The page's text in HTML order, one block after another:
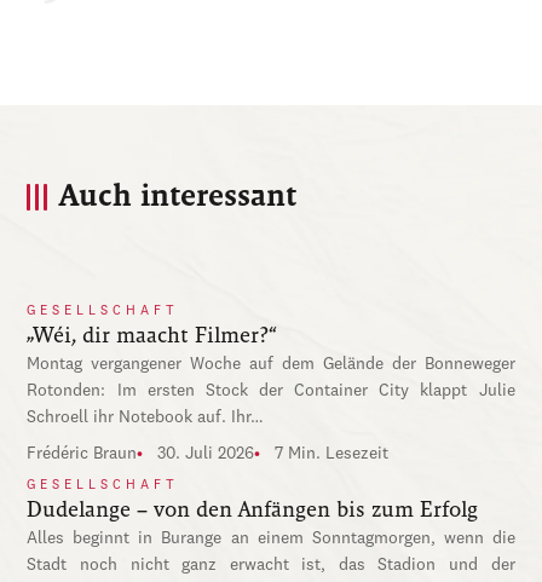
Auch interessant
GESELLSCHAFT
„Wéi, dir maacht Filmer?“
Montag vergangener Woche auf dem Gelände der Bonneweger
Rotonden: Im ersten Stock der Container City klappt Julie
Schroell ihr Notebook auf. Ihr…
Frédéric Braun 30. Juli 2026 7 Min. Lesezeit
GESELLSCHAFT
Dudelange – von den Anfängen bis zum Erfolg
Alles beginnt in Burange an einem Sonntagmorgen, wenn die
Stadt noch nicht ganz erwacht ist, das Stadion und der